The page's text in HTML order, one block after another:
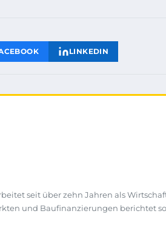
LINKEDIN
seit über zehn Jahren als
und Baufinanzierungen berichtet